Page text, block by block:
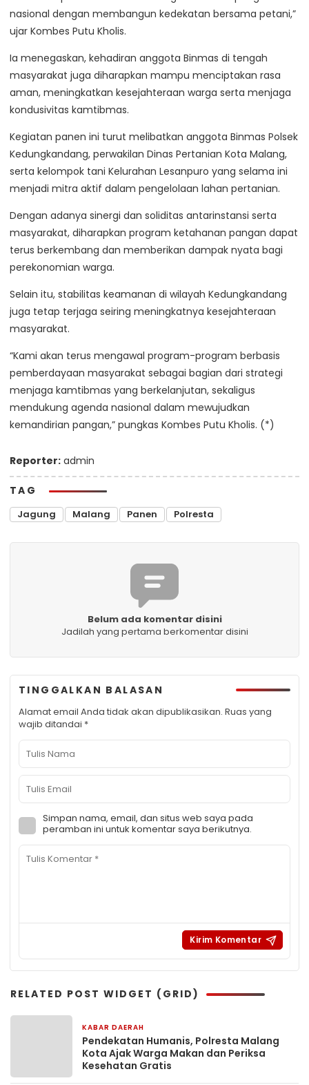
nasional dengan membangun kedekatan bersama petani,”
ujar Kombes Putu Kholis.
Ia menegaskan, kehadiran anggota Binmas di tengah
masyarakat juga diharapkan mampu menciptakan rasa
aman, meningkatkan kesejahteraan warga serta menjaga
kondusivitas kamtibmas.
Kegiatan panen ini turut melibatkan anggota Binmas Polsek
Kedungkandang, perwakilan Dinas Pertanian Kota Malang,
serta kelompok tani Kelurahan Lesanpuro yang selama ini
menjadi mitra aktif dalam pengelolaan lahan pertanian.
Dengan adanya sinergi dan soliditas antarinstansi serta
masyarakat, diharapkan program ketahanan pangan dapat
terus berkembang dan memberikan dampak nyata bagi
perekonomian warga.
Selain itu, stabilitas keamanan di wilayah Kedungkandang
juga tetap terjaga seiring meningkatnya kesejahteraan
masyarakat.
“Kami akan terus mengawal program-program berbasis
pemberdayaan masyarakat sebagai bagian dari strategi
menjaga kamtibmas yang berkelanjutan, sekaligus
mendukung agenda nasional dalam mewujudkan
kemandirian pangan,” pungkas Kombes Putu Kholis. (*)
Reporter: admin
TAG
Jagung Malang Panen Polresta
Belum ada komentar disini
Jadilah yang pertama berkomentar disini
TINGGALKAN BALASAN
Alamat email Anda tidak akan dipublikasikan. Ruas yang
wajib ditandai *
Simpan nama, email, dan situs web saya pada
peramban ini untuk komentar saya berikutnya.
RELATED POST WIDGET (GRID)
KABAR DAERAH
Pendekatan Humanis, Polresta Malang
Kota Ajak Warga Makan dan Periksa
Kesehatan Gratis